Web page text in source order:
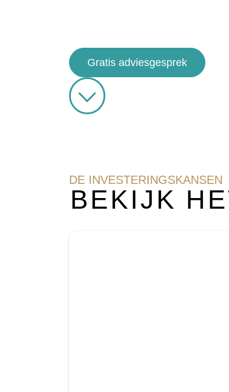
Gratis adviesgesprek
DE INVESTERINGSKANSEN
BEKIJK